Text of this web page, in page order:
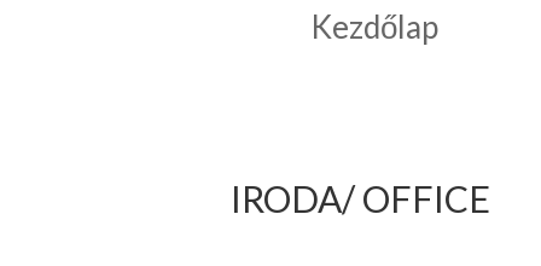
Kezdőlap
IRODA/ OFFICE